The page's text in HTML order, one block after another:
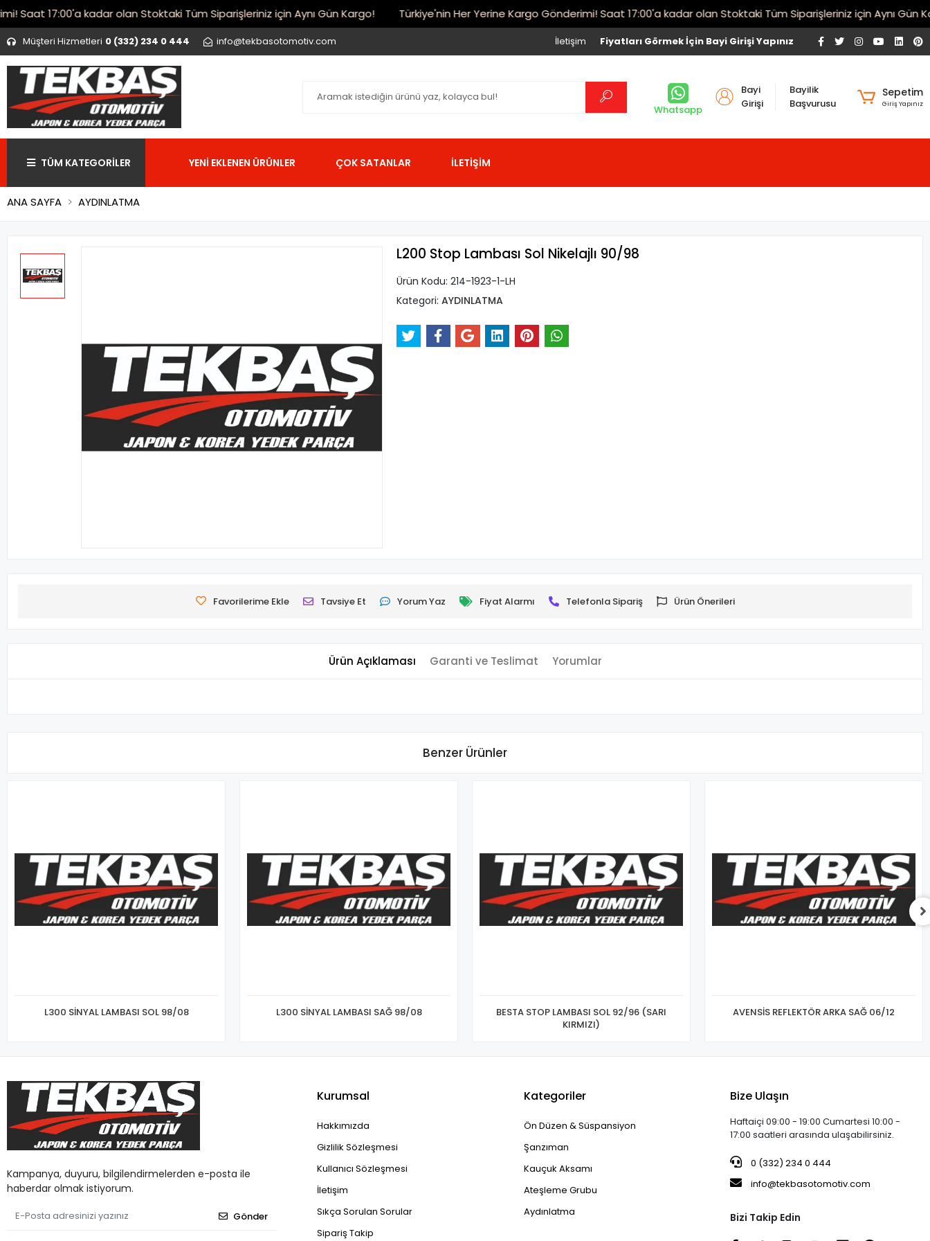
17:00'a kadar olan Stoktaki Tüm Siparişleriniz için Aynı Gün Kargo! Türkiye'nin Her Yerine Kargo Gönderimi! Saat 17:00'a kadar olan Stoktaki Tüm Siparişleriniz için Aynı Gün
Müşteri Hizmetleri 0 (332) 234 0 444 info@tekbasotomotiv.com Fiyatları Görmek İçin Bayi Girişi Yapınız
İletişim
Whatsapp
Bayi
Girişi
Bayilik
Başvurusu
Sepetim
Giriş Yapınız
TÜM KATEGORİLER YENİ EKLENEN ÜRÜNLER ÇOK SATANLAR İLETİŞİM
ANA SAYFA AYDINLATMA
L200 Stop Lambası Sol Nikelajlı 90/98
Ürün Kodu: 214-1923-1-LH
Kategori: AYDINLATMA
Favorilerime Ekle Tavsiye Et Yorum Yaz Fiyat Alarmı Telefonla Sipariş Ürün Önerileri
Ürün Açıklaması Garanti ve Teslimat Yorumlar
Benzer Ürünler
L300 SİNYAL LAMBASI SOL 98/08 L300 SİNYAL LAMBASI SAĞ 98/08
BESTA STOP LAMBASI SOL 92/96 (SARI
KIRMIZI)
AVENSİS REFLEKTÖR ARKA SAĞ 06/12
Kampanya, duyuru, bilgilendirmelerden e-posta ile
haberdar olmak istiyorum.
Gönder
Kurumsal
Hakkımızda
Gizlilik Sözleşmesi
Kullanıcı Sözleşmesi
İletişim
Sıkça Sorulan Sorular
Sipariş Takip
Kategoriler
Ön Düzen & Süspansiyon
Şanzıman
Kauçuk Aksamı
Ateşleme Grubu
Aydınlatma
Bize Ulaşın
Haftaiçi 09:00 - 19:00 Cumartesi 10:00 -
17:00 saatleri arasında ulaşabilirsiniz.
0 (332) 234 0 444
info@tekbasotomotiv.com
Bizi Takip Edin